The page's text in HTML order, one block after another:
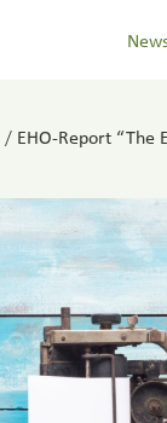
/ EHO-Report “The